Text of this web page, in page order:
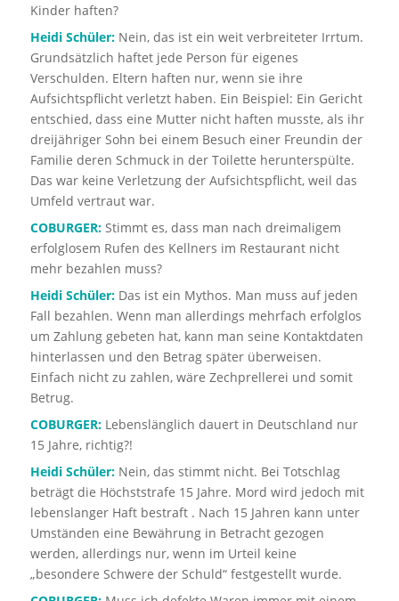
Kinder haften?
Heidi Schüler:Nein, das ist ein weit verbreiteter Irrtum.
Grundsätzlich haftet jede Person für eigenes
Verschulden. Eltern haften nur, wenn sie ihre
Aufsichtspflicht verletzt haben. Ein Beispiel: Ein Gericht
entschied, dass eine Mutter nicht haften musste, als ihr
dreijähriger Sohn bei einem Besuch einer Freundin der
Familie deren Schmuck in der Toilette herunterspülte.
Das war keine Verletzung der Aufsichtspflicht, weil das
Umfeld vertraut war.
COBURGER:Stimmt es, dass man nach dreimaligem
erfolglosem Rufen des Kellners im Restaurant nicht
mehr bezahlen muss?
Heidi Schüler:Das ist ein Mythos. Man muss auf jeden
Fall bezahlen. Wenn man allerdings mehrfach erfolglos
um Zahlung gebeten hat, kann man seine Kontaktdaten
hinterlassen und den Betrag später überweisen.
Einfach nicht zu zahlen, wäre Zechprellerei und somit
Betrug.
COBURGER:Lebenslänglich dauert in Deutschland nur
15 Jahre, richtig?!
Heidi Schüler:Nein, das stimmt nicht. Bei Totschlag
beträgt die Höchststrafe 15 Jahre. Mord wird jedoch mit
lebenslanger Haft bestraft . Nach 15 Jahren kann unter
Umständen eine Bewährung in Betracht gezogen
werden, allerdings nur, wenn im Urteil keine
„besondere Schwere der Schuld“ festgestellt wurde.